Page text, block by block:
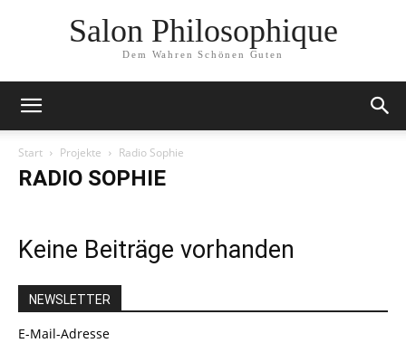
Salon Philosophique
Dem Wahren Schönen Guten
Start Projekte Radio Sophie
RADIO SOPHIE
Keine Beiträge vorhanden
NEWSLETTER
E-Mail-Adresse